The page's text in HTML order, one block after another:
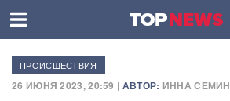
ПРОИСШЕСТВИЯ
26 ИЮНЯ 2023, 20:59 | АВТОР: ИННА